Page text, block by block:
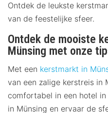
Ontdek de leukste
van de feestelijke sfeer.
Ontdek de mooiste
Münsing met onze
Met een kerstmarkt in
van een zalige kerstreis in
comfortabel in een hotel
in Münsing en ervaar de